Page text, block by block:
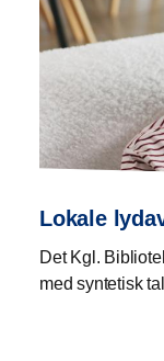
Lokale
Det Kgl.
med syntetisk